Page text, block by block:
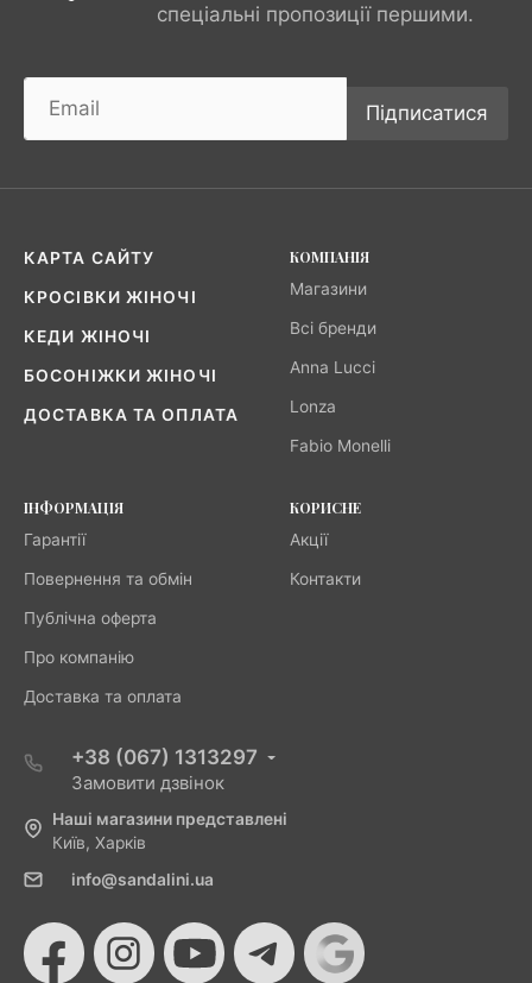
спеціальні пропозиції першими.
Підписатися
КАРТА САЙТУ
КРОСІВКИ ЖІНОЧІ
КЕДИ ЖІНОЧІ
БОСОНІЖКИ ЖІНОЧІ
ДОСТАВКА ТА ОПЛАТА
КОМПАНІЯ
Магазини
Всі бренди
Anna Lucci
Lonza
Fabio Monelli
ІНФОРМАЦІЯ
Гарантії
Повернення та обмін
Публічна оферта
Про компанію
Доставка та оплата
КОРИСНЕ
Акції
Контакти
+38 (067) 1313297
Замовити дзвінок
Наші магазини представлені
Київ, Харків
info@sandalini.ua